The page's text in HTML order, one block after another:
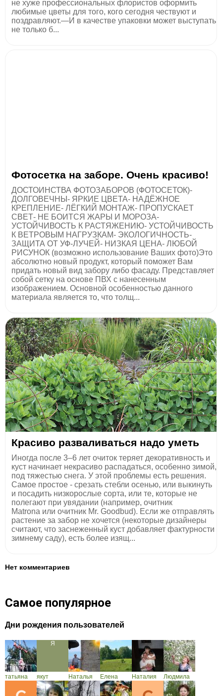
не хуже профессиональных флористов оформить
любимые цветы для того, кого сегодня чествуют и
поздравляют.—И в качестве упаковки может выступать
не только б...
Фотосетка на заборе. Очень красиво!
ДОСТОИНСТВА ФОТОЗАБОРОВ (ФОТОСЕТОК)-
ДОЛГОВЕЧНЫ- ЯРКИЕ ЦВЕТА- НАДЁЖНОЕ
КРЕПЛЕНИЕ- ЛЁГКИЙ МОНТАЖ- ПРОПУСКАЕТ
СВЕТ- НЕ БОИТСЯ ЖАРЫ И МОРОЗА-
УСТОЙЧИВОСТЬ К РАСТЯЖЕНИЮ- УСТОЙЧИВОСТЬ
К ВЕТРОВЫМ НАГРУЗКАМ- ЭКОЛОГИЧНОСТЬ-
ЗАЩИТА ОТ УФ-ЛУЧЕЙ- НИЗКАЯ ЦЕНА- ЛЮБОЙ
РИСУНОК (возможно использование Ваших фото)Это
абсолютно новый продукт, который поможет Вам
придать новый вид забору либо фасаду. Представляет
собой сетку на основе ПВХ с нанесенным
изображением. Основной особенностью данного
материала является то, что толщ...
Красиво разваливаться надо уметь
Иногда после 3–6 лет очиток теряет декоративность и
куст начинает некрасиво распадаться, особенно зимой,
под тяжестью снега. У этой проблемы есть решения.
Самое простое - срезать стебли осенью, или выкинуть
и посадить низкорослые сорта, или те, которые не
полегают при увядании (например, очитник
Matrona или очитник Mr. Goodbud). Если же отправлять
растение за забор не хочется (некоторые дизайнеры
считают, что заснеженный куст добавляет фактурности
зимнему саду), есть более изящ...
Нет комментариев
Самое популярное
Дни рождения пользователей
татьяна якут Наталья Елена Наталия Людмила